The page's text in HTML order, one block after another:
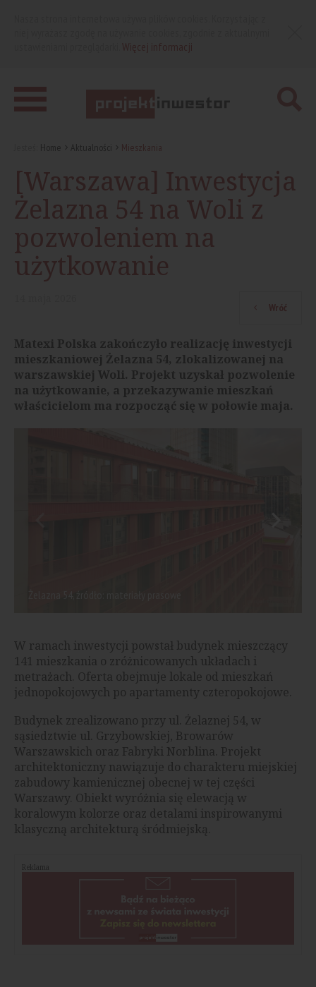
Home Aktualności Mieszkania
[Warszawa] Inwestycja
Żelazna 54 na Woli z
pozwoleniem na
użytkowanie
Wróć
Matexi Polska zakończyło realizację inwestycji
mieszkaniowej Żelazna 54, zlokalizowanej na
warszawskiej Woli. Projekt uzyskał pozwolenie
na użytkowanie, a przekazywanie mieszkań
właścicielom ma rozpocząć się w połowie maja.
W ramach inwestycji powstał budynek mieszczący
141 mieszkania o zróżnicowanych układach i
metrażach. Oferta obejmuje lokale od mieszkań
jednopokojowych po apartamenty czteropokojowe.
Budynek zrealizowano przy ul. Żelaznej 54, w
sąsiedztwie ul. Grzybowskiej, Browarów
Warszawskich oraz Fabryki Norblina. Projekt
architektoniczny nawiązuje do charakteru miejskiej
zabudowy kamienicznej obecnej w tej części
Warszawy. Obiekt wyróżnia się elewacją w
koralowym kolorze oraz detalami inspirowanymi
klasyczną architekturą śródmiejską.
Reklama